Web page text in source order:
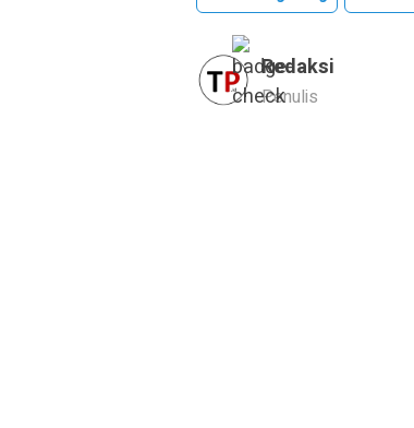
Redaksi
Penulis